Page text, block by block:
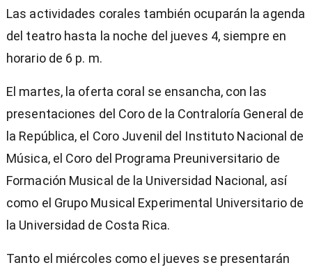
Las actividades corales también ocuparán la agenda
del teatro hasta la noche del jueves 4, siempre en
horario de 6 p. m.
El martes, la oferta coral se ensancha, con las
presentaciones del Coro de la Contraloría General de
la República, el Coro Juvenil del Instituto Nacional de
Música, el Coro del Programa Preuniversitario de
Formación Musical de la Universidad Nacional, así
como el Grupo Musical Experimental Universitario de
la Universidad de Costa Rica.
Tanto el miércoles como el jueves se presentarán